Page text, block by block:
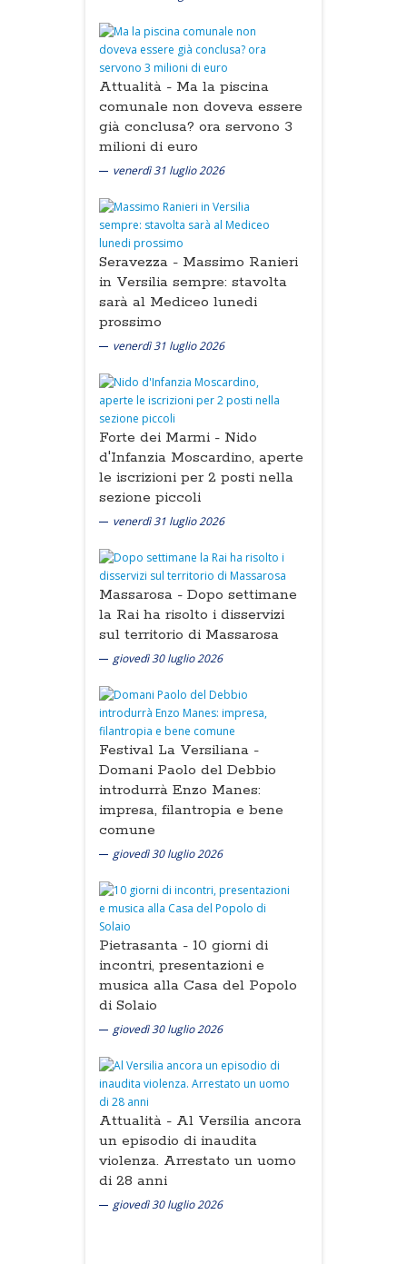
Attualità - Ma la piscina
comunale non doveva essere
già conclusa? ora servono 3
milioni di euro
venerdì 31 luglio 2026
Seravezza - Massimo Ranieri
in Versilia sempre: stavolta
sarà al Mediceo lunedi
prossimo
venerdì 31 luglio 2026
Forte dei Marmi - Nido
d'Infanzia Moscardino, aperte
le iscrizioni per 2 posti nella
sezione piccoli
venerdì 31 luglio 2026
Massarosa - Dopo settimane
la Rai ha risolto i disservizi
sul territorio di Massarosa
giovedì 30 luglio 2026
Festival La Versiliana -
Domani Paolo del Debbio
introdurrà Enzo Manes:
impresa, filantropia e bene
comune
giovedì 30 luglio 2026
Pietrasanta - 10 giorni di
incontri, presentazioni e
musica alla Casa del Popolo
di Solaio
giovedì 30 luglio 2026
Attualità - Al Versilia ancora
un episodio di inaudita
violenza. Arrestato un uomo
di 28 anni
giovedì 30 luglio 2026